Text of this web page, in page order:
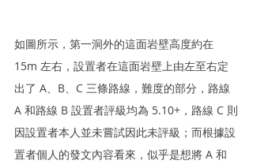
如圖所示，第一洞外的這面岩壁高度約在
15m 左右，設置者在這面岩壁上由左至右定
出了 A、B、C 三條路線，難度的部分，路線
A 和路線 B 設置者評級均為 5.10+，路線 C 則
因設置者本人並未嘗試因此未評級；而根據設
置者個人的發文內容看來，似乎是想將 A 和